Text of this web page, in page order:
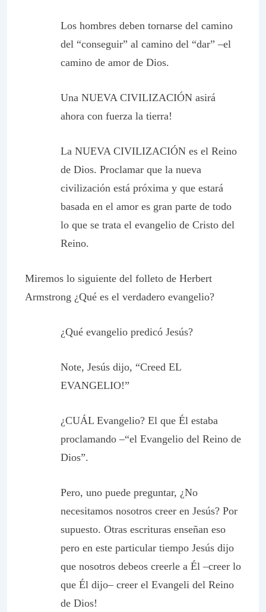
Los hombres deben tornarse del camino
del “conseguir” al camino del “dar” –el
camino de amor de Dios.
Una NUEVA CIVILIZACIÓN asirá
ahora con fuerza la tierra!
La NUEVA CIVILIZACIÓN es el Reino
de Dios. Proclamar que la nueva
civilización está próxima y que estará
basada en el amor es gran parte de todo
lo que se trata el evangelio de Cristo del
Reino.
Miremos lo siguiente del folleto de Herbert
Armstrong ¿Qué es el verdadero evangelio?
¿Qué evangelio predicó Jesús?
Note, Jesús dijo, “Creed EL
EVANGELIO!”
¿CUÁL Evangelio? El que Él estaba
proclamando –“el Evangelio del Reino de
Dios”.
Pero, uno puede preguntar, ¿No
necesitamos nosotros creer en Jesús? Por
supuesto. Otras escrituras enseñan eso
pero en este particular tiempo Jesús dijo
que nosotros debeos creerle a Él –creer lo
que Él dijo– creer el Evangeli del Reino
de Dios!